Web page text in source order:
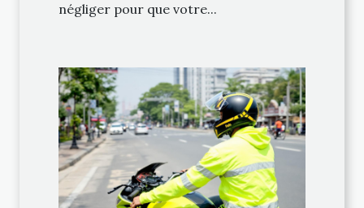
négliger pour que votre...